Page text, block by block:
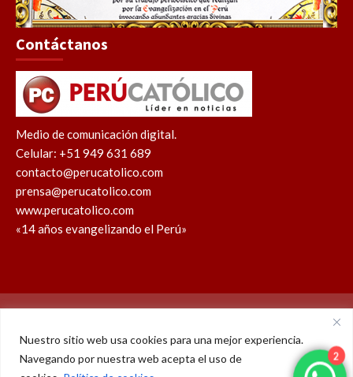
Nuestro sitio web usa cookies para una mejor experiencia.
Navegando por nuestra web acepta el uso de
Contáctanos
Medio de comunicación digital.
Celular: +51 949 631 689
contacto@perucatolico.com
prensa@perucatolico.com
www.perucatolico.com
«14 años evangelizando el Perú»
Política de cookies Política de privacidad
WhatsAppFacebookYoutubeInstagram
X